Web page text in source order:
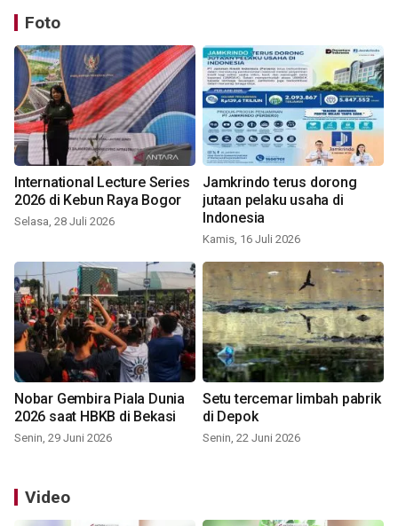
Foto
International Lecture Series
2026 di Kebun Raya Bogor
Selasa, 28 Juli 2026
Jamkrindo terus dorong
jutaan pelaku usaha di
Indonesia
Kamis, 16 Juli 2026
Nobar Gembira Piala Dunia
2026 saat HBKB di Bekasi
Senin, 29 Juni 2026
Setu tercemar limbah pabrik
di Depok
Senin, 22 Juni 2026
Video